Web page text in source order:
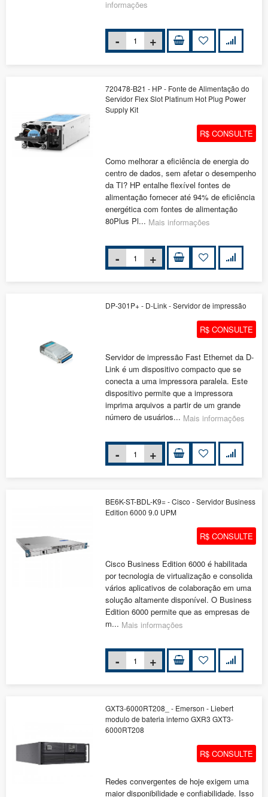
informações
720478-B21 - HP - Fonte de Alimentação do
Servidor Flex Slot Platinum Hot Plug Power
Supply Kit
R$ CONSULTE
Como melhorar a eficiência de energia do
centro de dados, sem afetar o desempenho
da TI? HP entalhe flexível fontes de
alimentação fornecer até 94% de eficiência
energética com fontes de alimentação
80Plus Pl... Mais informações
DP-301P+ - D-Link - Servidor de impressão
R$ CONSULTE
Servidor de impressão Fast Ethernet da D-
Link é um dispositivo compacto que se
conecta a uma impressora paralela. Este
dispositivo permite que a impressora
imprima arquivos a partir de um grande
número de usuários... Mais informações
BE6K-ST-BDL-K9= - Cisco - Servidor Business
Edition 6000 9.0 UPM
R$ CONSULTE
Cisco Business Edition 6000 é habilitada
por tecnologia de virtualização e consolida
vários aplicativos de colaboração em uma
solução altamente disponível. O Business
Edition 6000 permite que as empresas de
m... Mais informações
GXT3-6000RT208_ - Emerson - Liebert
modulo de bateria interno GXR3 GXT3-
6000RT208
R$ CONSULTE
Redes convergentes de hoje exigem uma
maior disponibilidade e confiabilidade. Isso